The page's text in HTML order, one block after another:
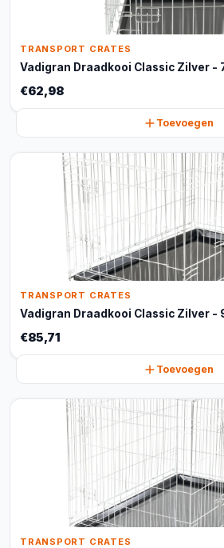
TRANSPORT CRATES
Vadigran Draadkooi Classic Zilver -
€62,98
Toevoegen
TRANSPORT CRATES
Vadigran Draadkooi Classic Zilver -
€85,71
Toevoegen
TRANSPORT CRATES